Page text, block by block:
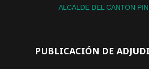
ALCALDE DEL CANTON
PUBLICACIÓN DE